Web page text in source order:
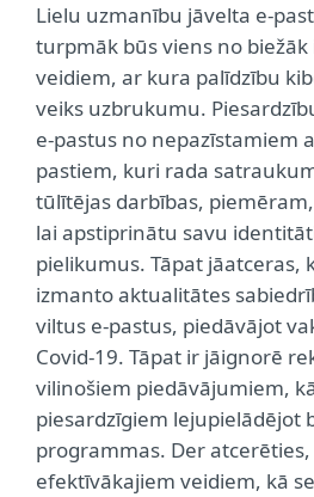
Lielu uzmanību jāvelta e-
turpmāk būs viens no
veidiem, ar kura palīdzību
veiks uzbrukumu.
e-pastus no nepazīstamiem
pastiem, kuri rada
tūlītējas darbības,
lai apstiprinātu savu
pielikumus. Tāpat jāatceras,
izmanto aktualitātes
viltus e-pastus, piedāvājot
Covid-19. Tāpat ir jāignorē
vilinošiem piedāvājumiem,
piesardzīgiem lejupielādējot
programmas. Der
efektīvākajiem veidiem, kā